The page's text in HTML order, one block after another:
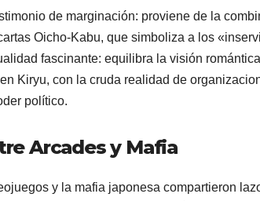
de marginación: proviene de la
Oicho-Kabu, que simboliza a los
fascinante: equilibra la visión
Kiryu, con la cruda realidad de
político.
Arcades y Mafia
y la mafia japonesa compartieron